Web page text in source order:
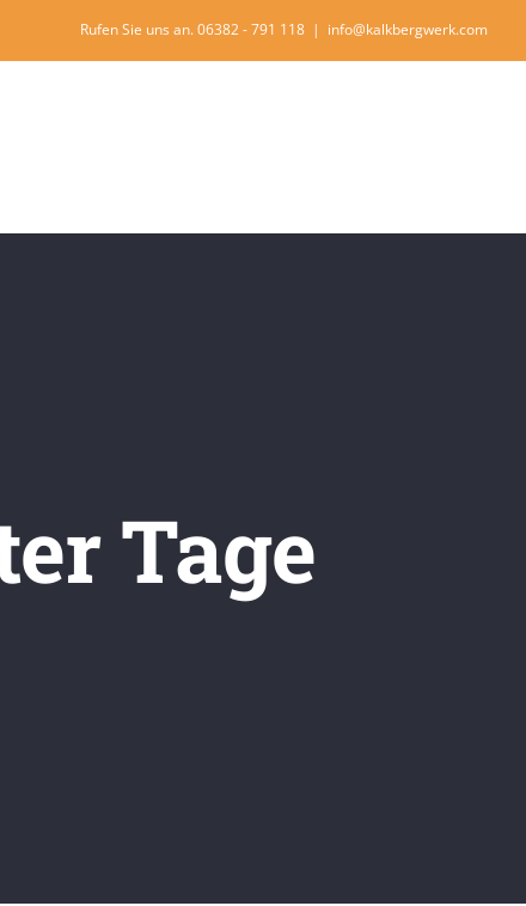
Rufen Sie uns an. 06382 - 791 118 | info@kalkbergwerk.com
Tage